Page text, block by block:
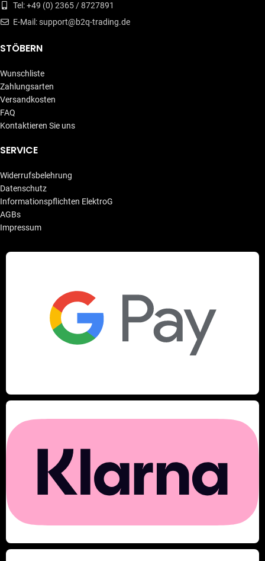
Tel: +49 (0) 2365 / 8727891
E-Mail: support@b2q-trading.de
STÖBERN
Wunschliste
Zahlungsarten
Versandkosten
FAQ
Kontaktieren Sie uns
SERVICE
Widerrufsbelehrung
Datenschutz
Informationspflichten ElektroG
AGBs
Impressum